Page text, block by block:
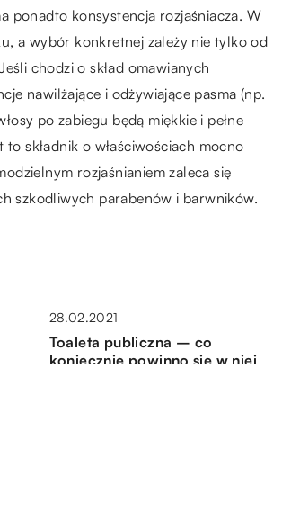
ponadto konsystencja rozjaśniacza. W
a wybór konkretnej zależy nie tylko od
chodzi o skład omawianych
nawilżające i odżywiające pasma (np.
po zabiegu będą miękkie i pełne
składnik o właściwościach mocno
rozjaśnianiem zaleca się
szkodliwych parabenów i barwników.
28.02.2021
Toaleta publiczna – co
koniecznie powinno się w niej